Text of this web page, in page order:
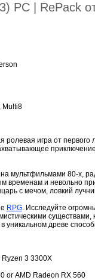
PC | RePack
Multi8
ролевая игра от
мультфильмами 80-х,
и невольно
с мечом, ловкий
RPG. Исследуйте
уникальном древе
3 3300X
or AMD Radeon RX 560